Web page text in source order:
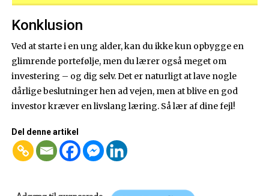
Konklusion
Ved at starte i en ung alder, kan du ikke kun opbygge en
glimrende portefølje, men du lærer også meget om
investering – og dig selv. Det er naturligt at lave nogle
dårlige beslutninger hen ad vejen, men at blive en god
investor kræver en livslang læring. Så lær af dine fejl!
Del denne artikel